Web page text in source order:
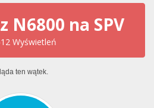
N6800 na SPV
Wyświetleń
ten wątek.